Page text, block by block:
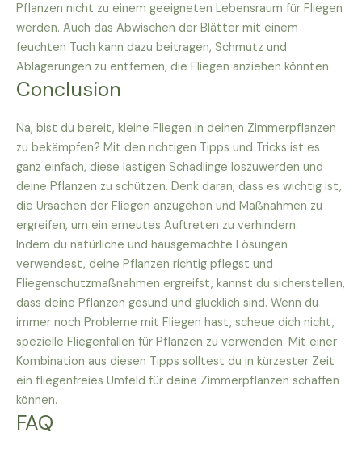
Pflanzen nicht zu einem geeigneten Lebensraum für Fliegen
werden. Auch das Abwischen der Blätter mit einem
feuchten Tuch kann dazu beitragen, Schmutz und
Ablagerungen zu entfernen, die Fliegen anziehen könnten.
Conclusion
Na, bist du bereit, kleine Fliegen in deinen Zimmerpflanzen
zu bekämpfen? Mit den richtigen Tipps und Tricks ist es
ganz einfach, diese lästigen Schädlinge loszuwerden und
deine Pflanzen zu schützen. Denk daran, dass es wichtig ist,
die Ursachen der Fliegen anzugehen und Maßnahmen zu
ergreifen, um ein erneutes Auftreten zu verhindern.
Indem du natürliche und hausgemachte Lösungen
verwendest, deine Pflanzen richtig pflegst und
Fliegenschutzmaßnahmen ergreifst, kannst du sicherstellen,
dass deine Pflanzen gesund und glücklich sind. Wenn du
immer noch Probleme mit Fliegen hast, scheue dich nicht,
spezielle Fliegenfallen für Pflanzen zu verwenden. Mit einer
Kombination aus diesen Tipps solltest du in kürzester Zeit
ein fliegenfreies Umfeld für deine Zimmerpflanzen schaffen
können.
FAQ